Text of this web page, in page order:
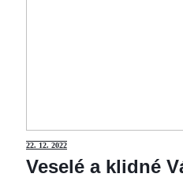
22. 12. 2022
Veselé a klidné